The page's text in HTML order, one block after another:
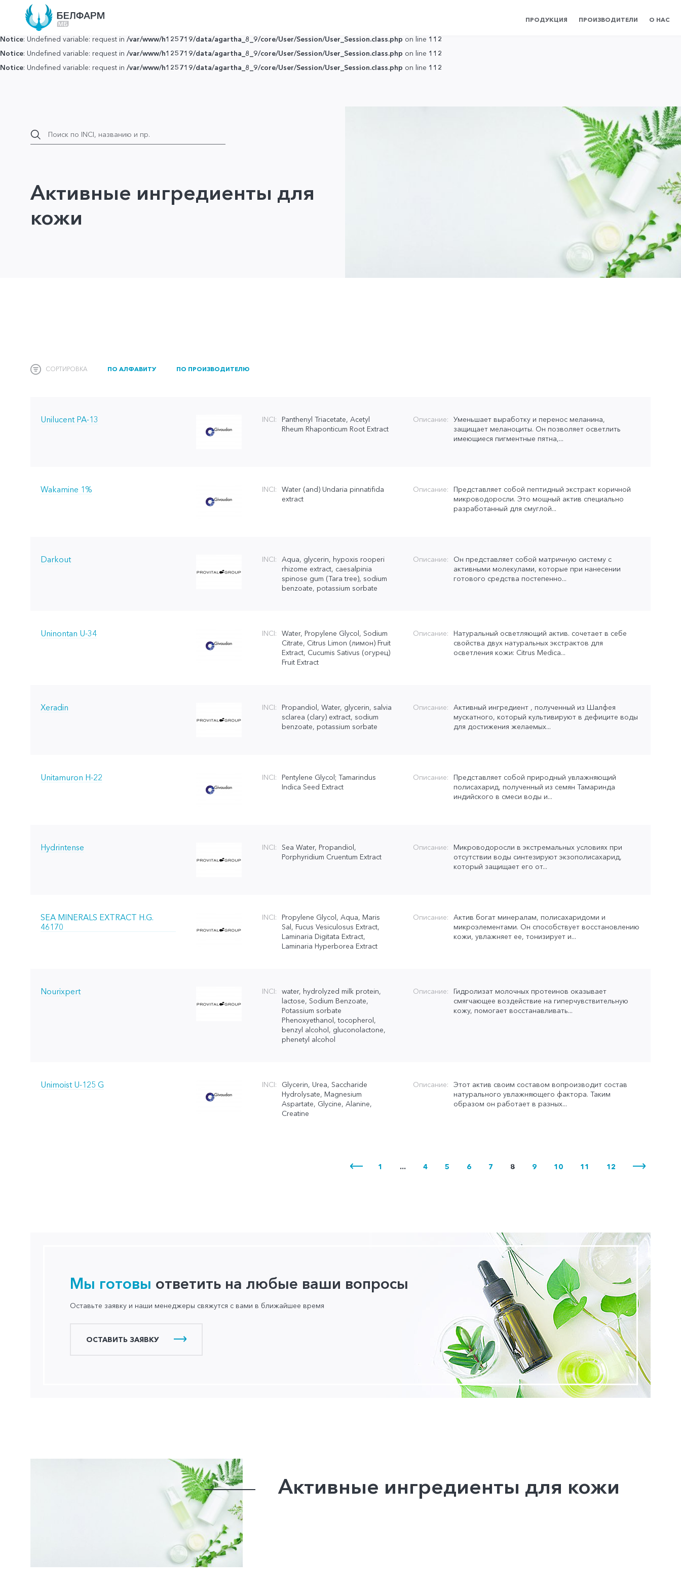
: Undefined variable: request in
: Undefined variable: request in
Notice: Undefined variable: request in /var/www/h125719/data/agartha_8_9/core/User/Session/User_Session.class.php on line 112
Notice: Undefined variable: request in /var/www/h125719/data/agartha_8_9/core/User/Session/User_Session.class.php on line 112
Notice: Undefined variable: request in /var/www/h125719/data/agartha_8_9/core/User/Session/User_Session.class.php on line 112
ПРОДУКЦИЯ ПРОИЗВОДИТЕЛИ О НАС
Активные ингредиенты для
кожи
СОРТИРОВКА ПО АЛФАВИТУ ПО ПРОИЗВОДИТЕЛЮ
Unilucent PA-13 INCI:
Panthenyl Triacetate, Acetyl
Rheum Rhaponticum Root Extract
Описание:
Уменьшает выработку и перенос меланина,
защищает меланоциты. Он позволяет осветлить
имеющиеся пигментные пятна,...
Wakamine 1% INCI:
Water (and) Undaria pinnatifida
extract
Описание:
Представляет собой пептидный экстракт коричной
микроводоросли. Это мощный актив специально
разработанный для смуглой...
Darkout INCI:
Aqua, glycerin, hypoxis rooperi
rhizome extract, caesalpinia
spinose gum (Tara tree), sodium
benzoate, potassium sorbate
Описание:
Он представляет собой матричную систему с
активными молекулами, которые при нанесении
готового средства постепенно...
Uninontan U-34 INCI:
Water, Propylene Glycol, Sodium
Citrate, Citrus Limon (лимон) Fruit
Extract, Cucumis Sativus (огурец)
Fruit Extract
Описание:
Натуральный осветляющий актив. сочетает в себе
свойства двух натуральных экстрактов для
осветления кожи: Citrus Medica...
Xeradin INCI:
Propandiol, Water, glycerin, salvia
sclarea (clary) extract, sodium
benzoate, potassium sorbate
Описание:
Активный ингредиент , полученный из Шалфея
мускатного, который культивируют в дефиците воды
для достижения желаемых...
Unitamuron H-22 INCI:
Pentylene Glycol; Tamarindus
Indica Seed Extract
Описание:
Представляет собой природный увлажняющий
полисахарид, полученный из семян Тамаринда
индийского в смеси воды и...
Hydrintense INCI:
Sea Water, Propandiol,
Porphyridium Cruentum Extract
Описание:
Микроводоросли в экстремальных условиях при
отсутствии воды синтезируют экзополисахарид,
который защищает его от...
SEA MINERALS EXTRACT H.G.
46170
INCI:
Propylene Glycol, Aqua, Maris
Sal, Fucus Vesiculosus Extract,
Laminaria Digitata Extract,
Laminaria Hyperborea Extract
Описание:
Актив богат минералам, полисахаридоми и
микроэлементами. Он способствует восстановлению
кожи, увлажняет ее, тонизирует и...
Nourixpert INCI:
water, hydrolyzed milk protein,
lactose, Sodium Benzoate,
Potassium sorbate
Phenoxyethanol, tocopherol,
benzyl alcohol, gluconolactone,
phenetyl alcohol
Описание:
Гидролизат молочных протеинов оказывает
смягчающее воздействие на гиперчувствительную
кожу, помогает восстанавливать...
Unimoist U-125 G INCI:
Glycerin, Urea, Saccharide
Hydrolysate, Magnesium
Aspartate, Glycine, Alanine,
Creatine
Описание:
Этот актив своим составом вопроизводит состав
натурального увлажняющего фактора. Таким
образом он работает в разных...
1 ... 4 5 6 7 8 9 10 11 12
Мы готовы ответить на любые ваши вопросы
Оставьте заявку и наши менеджеры свяжутся с вами в ближайшее время
ОСТАВИТЬ ЗАЯВКУ
Активные ингредиенты для кожи